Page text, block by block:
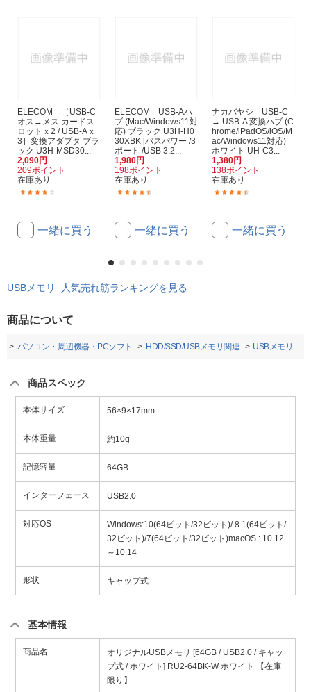
ELECOM ［USB-C
オス→メス カードス
ロットｘ2 / USB-Aｘ
3］変換アダプタ ブラ
ック U3H-MSD30...
2,090円
209ポイント
在庫あり
一緒に買う
ELECOM USB-Aハ
ブ (Mac/Windows11対
応) ブラック U3H-H0
30XBK [バスパワー /3
ポート /USB 3.2...
1,980円
198ポイント
在庫あり
一緒に買う
ナカバヤシ USB-C
→ USB-A 変換ハブ (C
hrome/iPadOS/iOS/M
ac/Windows11対応)
ホワイト UH-C3...
1,380円
138ポイント
在庫あり
一緒に買う
USBメモリ 人気売れ筋ランキングを見る
商品について
パソコン・周辺機器・PCソフト HDD/SSD/USBメモリ関連 USBメモリ
商品スペック
本体サイズ 56×9×17mm
本体重量 約10g
記憶容量 64GB
インターフェース USB2.0
対応OS
Windows:10(64ビット/32ビット)/ 8.1(64ビット/
32ビット)/7(64ビット/32ビット)macOS : 10.12
～10.14
形状 キャップ式
基本情報
商品名
オリジナルUSBメモリ [64GB / USB2.0 / キャッ
プ式 / ホワイト] RU2-64BK-W ホワイト 【在庫
限り】